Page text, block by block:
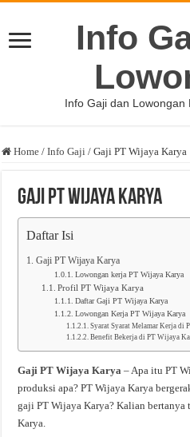
Info
Info Gaji dan Lowongan
Home / Info Gaji / Gaji PT Wijaya Karya
Gaji PT Wijaya Karya
Daftar Isi
Gaji PT Wijaya Karya
Lowongan kerja PT Wijaya Karya
Profil PT Wijaya Karya
Daftar Gaji PT Wijaya Karya
Lowongan Kerja PT Wijaya Karya
Syarat Syarat Melamar Kerja di
Benefit Bekerja di PT Wijaya
Gaji PT Wijaya Karya – Apa itu PT
produksi apa? PT Wijaya Karya
gaji PT Wijaya Karya? Kalian bertanya
Karya.